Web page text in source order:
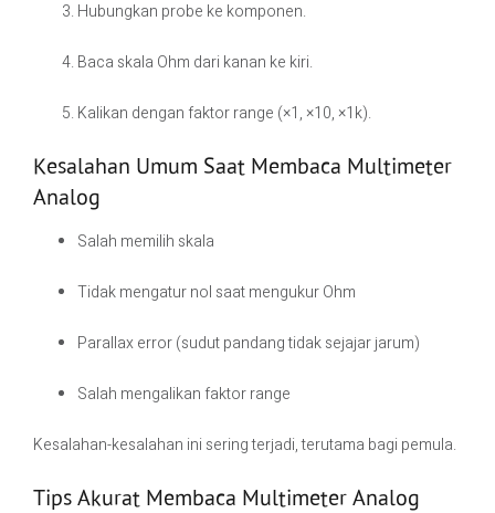
Hubungkan probe ke komponen.
Baca skala Ohm dari kanan ke kiri.
Kalikan dengan faktor range (×1, ×10, ×1k).
Kesalahan Umum Saat Membaca Multimeter
Analog
Salah memilih skala
Tidak mengatur nol saat mengukur Ohm
Parallax error (sudut pandang tidak sejajar jarum)
Salah mengalikan faktor range
Kesalahan-kesalahan ini sering terjadi, terutama bagi pemula.
Tips Akurat Membaca Multimeter Analog